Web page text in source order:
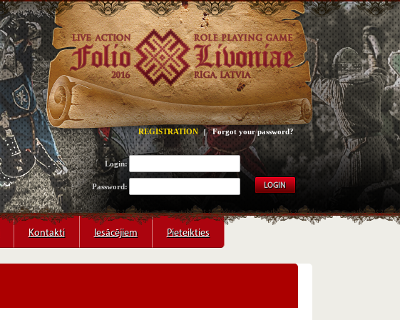
REGISTRATION Forgot your password?
Login:
Password: LOGIN
Kontakti
Kontakti Iesācējiem
Iesācējiem Pieteikties
Pieteikties